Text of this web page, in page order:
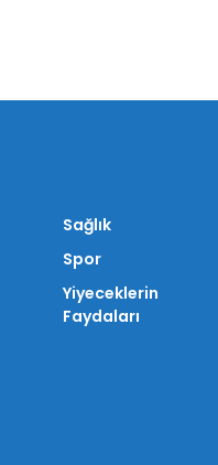
Sağlık
Spor
Yiyeceklerin
Faydaları